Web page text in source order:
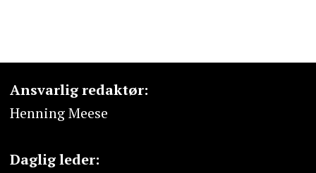
Ansvarlig redaktør:
Henning Meese
Daglig leder: